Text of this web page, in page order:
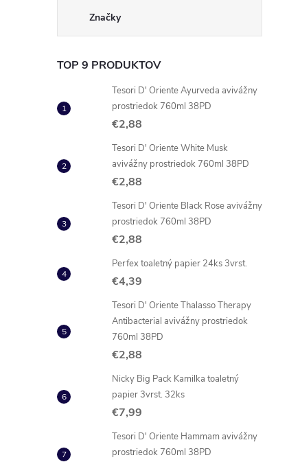
Značky
TOP 9 PRODUKTOV
Tesori D' Oriente Ayurveda avivážny
prostriedok 760ml 38PD
€2,88
Tesori D' Oriente White Musk
avivážny prostriedok 760ml 38PD
€2,88
Tesori D' Oriente Black Rose avivážny
prostriedok 760ml 38PD
€2,88
Perfex toaletný papier 24ks 3vrst.
€4,39
Tesori D' Oriente Thalasso Therapy
Antibacterial avivážny prostriedok
760ml 38PD
€2,88
Nicky Big Pack Kamilka toaletný
papier 3vrst. 32ks
€7,99
Tesori D' Oriente Hammam avivážny
prostriedok 760ml 38PD
Skladom